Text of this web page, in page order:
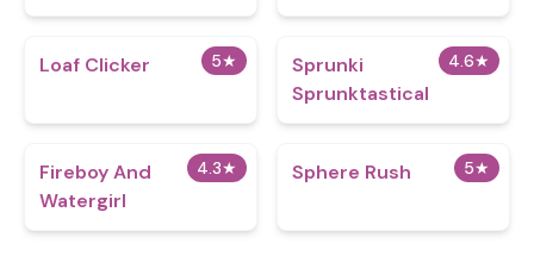
5★
Loaf Clicker 4.6★
Sprunki
Sprunktastical
4.3★
Fireboy And
Watergirl
5★
Sphere Rush